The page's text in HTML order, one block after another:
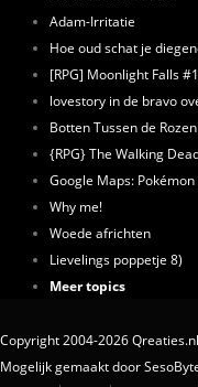
Adam-Irritatie
Hoe oud schat je
[RPG] Moonlight Falls #1
lovestory in de bravo
Botten Tussen de Rozen
{RPG} The Walking
Google Maps:
Why me!
Woede africhten
Lievelings poppetje 8)
Meer topics
Copyright 2004-2026 Qreaties.nl
Mogelijk gemaakt door